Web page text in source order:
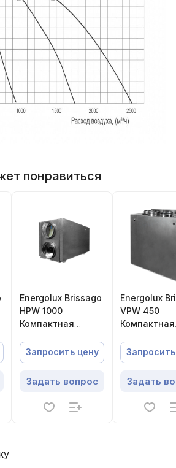
понравиться
Energolux Brissago
HPW 1000
Компактная
вытяжная
установка с
рекуператором
Запросить цену
Задать вопрос
Energolux
VPW 450
Компактная
вытяжная
установка с
Задать